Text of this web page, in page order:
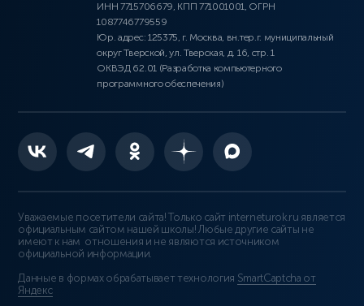
ИНН 7715706679, КПП 771001001, ОГРН
1087746779559
Юр. адрес: 125375, г. Москва, вн.тер.г. муниципальный
округ Тверской, ул. Тверская, д. 16, стр. 1
ОКВЭД 62.01 (Разработка компьютерного
программного обеспечения)
Уважаемые посетители сайта! Только сайт interneturok.ru является
официальным сайтом нашей школы! Любые другие сайты не
имеют к нам отношения и не являются источником
официальной информации.
Данные в формах обрабатывает технология SmartCaptcha от
Яндекс